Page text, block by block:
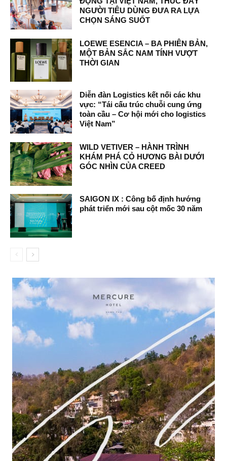
NGƯỜI TIÊU DÙNG ĐƯA RA LỰA
CHỌN SÁNG SUỐT
LOEWE ESENCIA – BA PHIÊN BẢN,
MỘT BẢN SẮC NAM TÍNH VƯỢT
THỜI GIAN
Diễn đàn Logistics kết nối các khu
vực: “Tái cấu trúc chuỗi cung ứng
toàn cầu – Cơ hội mới cho logistics
Việt Nam”
WILD VETIVER – HÀNH TRÌNH
KHÁM PHÁ CỎ HƯƠNG BÀI DƯỚI
GÓC NHÌN CỦA CREED
SAIGON IX : Công bố định hướng
phát triển mới sau cột mốc 30 năm